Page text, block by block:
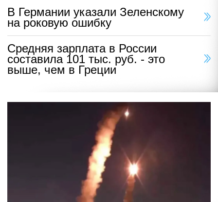
В Германии указали Зеленскому
на роковую ошибку
Средняя зарплата в России
составила 101 тыс. руб. - это
выше, чем в Греции